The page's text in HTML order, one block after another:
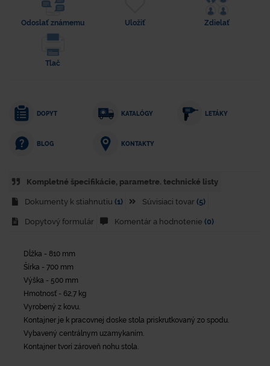
Odoslať známemu Uložiť Zdielať
Tlač
DOPYT KATALÓGY LETÁKY
BLOG KONTAKTY
Kompletné špecifikácie, parametre. technické listy
Dokumenty k stiahnutiu (1) Súvisiaci tovar (5)
Dopytový formulár Komentár a hodnotenie (0)
Dĺžka - 810 mm
Šírka - 700 mm
Výška - 500 mm
Hmotnosť - 62,7 kg
Vyrobený z kovu.
Kontajner je k pracovnej doske stola priskrutkovaný zo spodu.
Vybavený centrálnym uzamykaním.
Kontajner tvorí zároveň nohu stola.